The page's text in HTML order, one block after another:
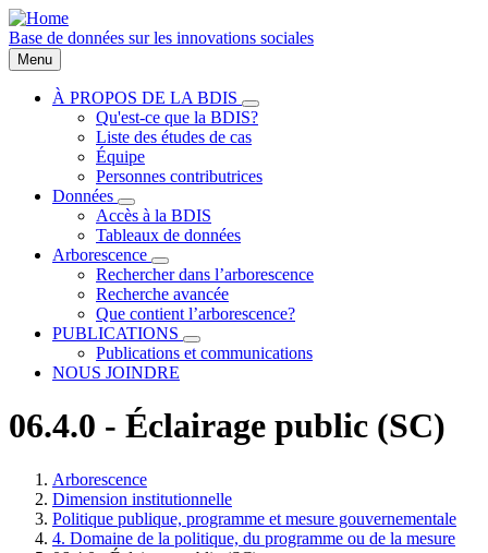
Aller
au
contenu
principal
Base de données sur les innovations sociales
Menu
navigation
À PROPOS DE LA BDIS
sous-
navigation
À
DE
Qu'est-ce que la BDIS?
Liste des études de cas
Équipe
Personnes contributrices
Données
sous-
navigation
Données
Accès à la BDIS
Tableaux de données
Arborescence
sous-
navigation
Arborescence
Rechercher dans l’arborescence
Recherche avancée
Que contient l’arborescence?
PUBLICATIONS
sous-
navigation
Publications et communications
NOUS JOINDRE
06.4.0 - Éclairage public (SC)
Fil
d'Ariane
Arborescence
Dimension institutionnelle
Politique publique, programme et mesure gouvernementale
4. Domaine de la politique, du programme ou de la mesure